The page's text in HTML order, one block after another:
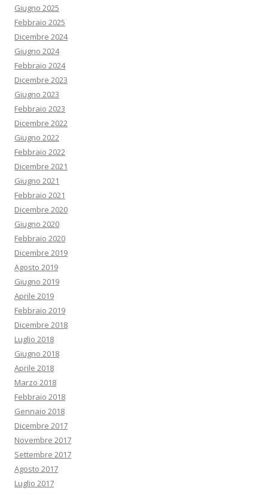
Giugno 2025
Febbraio 2025
Dicembre 2024
Giugno 2024
Febbraio 2024
Dicembre 2023
Giugno 2023
Febbraio 2023
Dicembre 2022
Giugno 2022
Febbraio 2022
Dicembre 2021
Giugno 2021
Febbraio 2021
Dicembre 2020
Giugno 2020
Febbraio 2020
Dicembre 2019
Agosto 2019
Giugno 2019
Aprile 2019
Febbraio 2019
Dicembre 2018
Luglio 2018
Giugno 2018
Aprile 2018
Marzo 2018
Febbraio 2018
Gennaio 2018
Dicembre 2017
Novembre 2017
Settembre 2017
Agosto 2017
Luglio 2017